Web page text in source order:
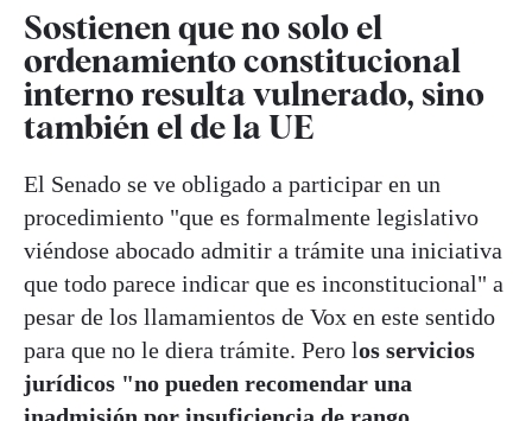
Sostienen que no solo el
ordenamiento constitucional
interno resulta vulnerado, sino
también el de la UE
El Senado se ve obligado a participar en un
procedimiento "que es formalmente legislativo
viéndose abocado admitir a trámite una iniciativa
que todo parece indicar que es inconstitucional" a
pesar de los llamamientos de Vox en este sentido
para que no le diera trámite. Pero los servicios
jurídicos "no pueden recomendar una
inadmisión por insuficiencia de rango